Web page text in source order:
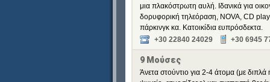
μια πλακόστρωτη αυλή. Ιδανικά για
δορυφορική τηλεόραση, NOVA, CD
πάρκινγκ κα. Κατοικίδια ευπρόσδεκτα.
+30 22840 24029
+30 6945
9 Μούσες
Άνετα στούντιο για 2-4 άτομα (με